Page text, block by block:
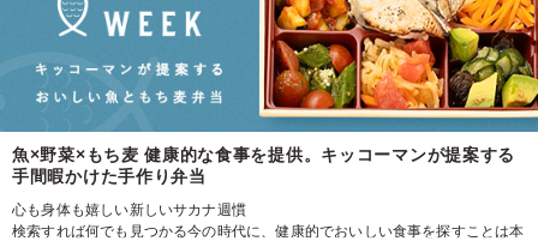
魚×野菜×もち麦 健康的な食事を提供。キッコーマンが提案する
手間暇かけた手作り弁当
心も身体も嬉しい新しいサカナ週慣
検索すれば何でも見つかる今の時代に、健康的でおいしい食事を探すことは本